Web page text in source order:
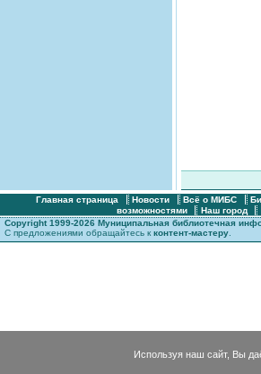
Главная страница Новости Всё о МИБС
возможностями
Наш город
Copyright 1999-2026 Муниципальная библиотечная
С предложениями обращайтесь к контент-мастеру
Используя наш сайт, Вы